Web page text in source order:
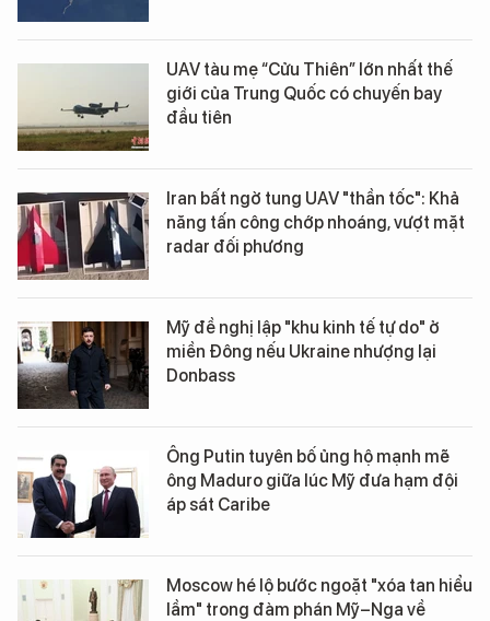
UAV tàu mẹ “Cửu Thiên” lớn nhất thế
giới của Trung Quốc có chuyến bay
đầu tiên
Iran bất ngờ tung UAV "thần tốc": Khả
năng tấn công chớp nhoáng, vượt mặt
radar đối phương
Mỹ đề nghị lập "khu kinh tế tự do" ở
miền Đông nếu Ukraine nhượng lại
Donbass
Ông Putin tuyên bố ủng hộ mạnh mẽ
ông Maduro giữa lúc Mỹ đưa hạm đội
áp sát Caribe
Moscow hé lộ bước ngoặt "xóa tan hiểu
lầm" trong đàm phán Mỹ–Nga về